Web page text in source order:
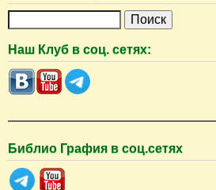
и
с
к
Наш Клуб в соц. сетях:
Библио Графия в соц.сетях